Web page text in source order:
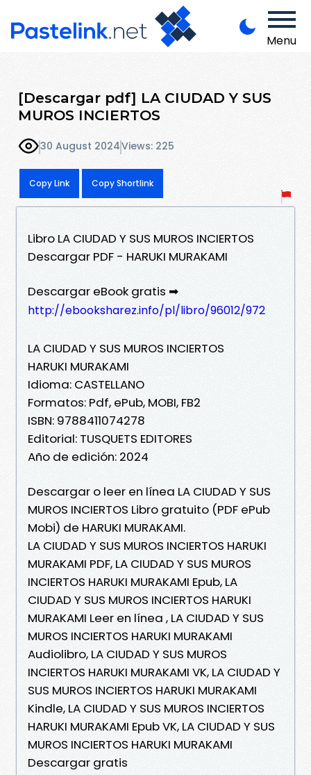
Menu
[Descargar pdf] LA CIUDAD Y SUS
MUROS INCIERTOS
30 August 2024Views: 225
Copy Link Copy Shortlink
Libro LA CIUDAD Y SUS MUROS INCIERTOS
Descargar PDF - HARUKI MURAKAMI
Descargar eBook gratis ➡
http://ebooksharez.info/pl/libro/96012/972
LA CIUDAD Y SUS MUROS INCIERTOS
HARUKI MURAKAMI
Idioma: CASTELLANO
Formatos: Pdf, ePub, MOBI, FB2
ISBN: 9788411074278
Editorial: TUSQUETS EDITORES
Año de edición: 2024
Descargar o leer en línea LA CIUDAD Y SUS
MUROS INCIERTOS Libro gratuito (PDF ePub
Mobi) de HARUKI MURAKAMI.
LA CIUDAD Y SUS MUROS INCIERTOS HARUKI
MURAKAMI PDF, LA CIUDAD Y SUS MUROS
INCIERTOS HARUKI MURAKAMI Epub, LA
CIUDAD Y SUS MUROS INCIERTOS HARUKI
MURAKAMI Leer en línea , LA CIUDAD Y SUS
MUROS INCIERTOS HARUKI MURAKAMI
Audiolibro, LA CIUDAD Y SUS MUROS
INCIERTOS HARUKI MURAKAMI VK, LA CIUDAD Y
SUS MUROS INCIERTOS HARUKI MURAKAMI
Kindle, LA CIUDAD Y SUS MUROS INCIERTOS
HARUKI MURAKAMI Epub VK, LA CIUDAD Y SUS
MUROS INCIERTOS HARUKI MURAKAMI
Descargar gratis